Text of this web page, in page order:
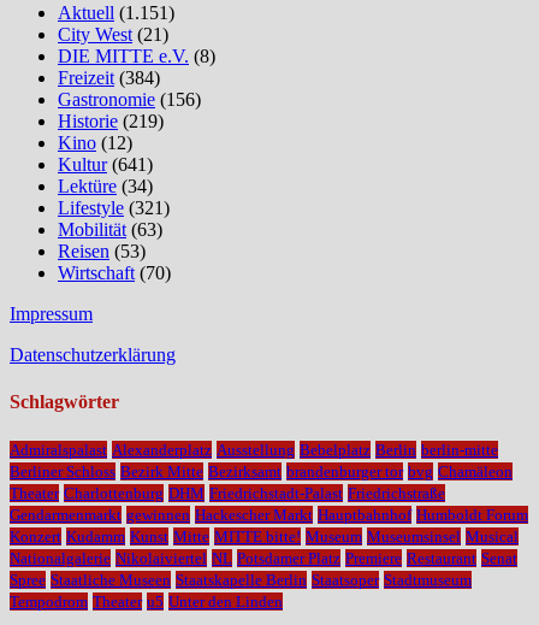
Aktuell (1.151)
City West (21)
DIE MITTE e.V. (8)
Freizeit (384)
Gastronomie (156)
Historie (219)
Kino (12)
Kultur(641)
Lektüre (34)
Lifestyle (321)
Mobilität (63)
Reisen (53)
Wirtschaft (70)
Impressum
Datenschutzerklärung
Schlagwörter
Admiralspalast Alexanderplatz Ausstellung Bebelplatz Berlin berlin-mitte
Berliner Schloss Bezirk Mitte Bezirksamt brandenburger tor bvg Chamäleon
Theater Charlottenburg DHM Friedrichstadt-Palast Friedrichstraße
Gendarmenmarkt gewinnen Hackescher Markt Hauptbahnhof Humboldt Forum
Konzert Kudamm Kunst Mitte MITTE bitte! Museum Museumsinsel Musical
Nationalgalerie Nikolaiviertel NL Potsdamer Platz Premiere Restaurant Senat
Spree Staatliche Museen Staatskapelle Berlin Staatsoper Stadtmuseum
Tempodrom Theater u5 Unter den Linden